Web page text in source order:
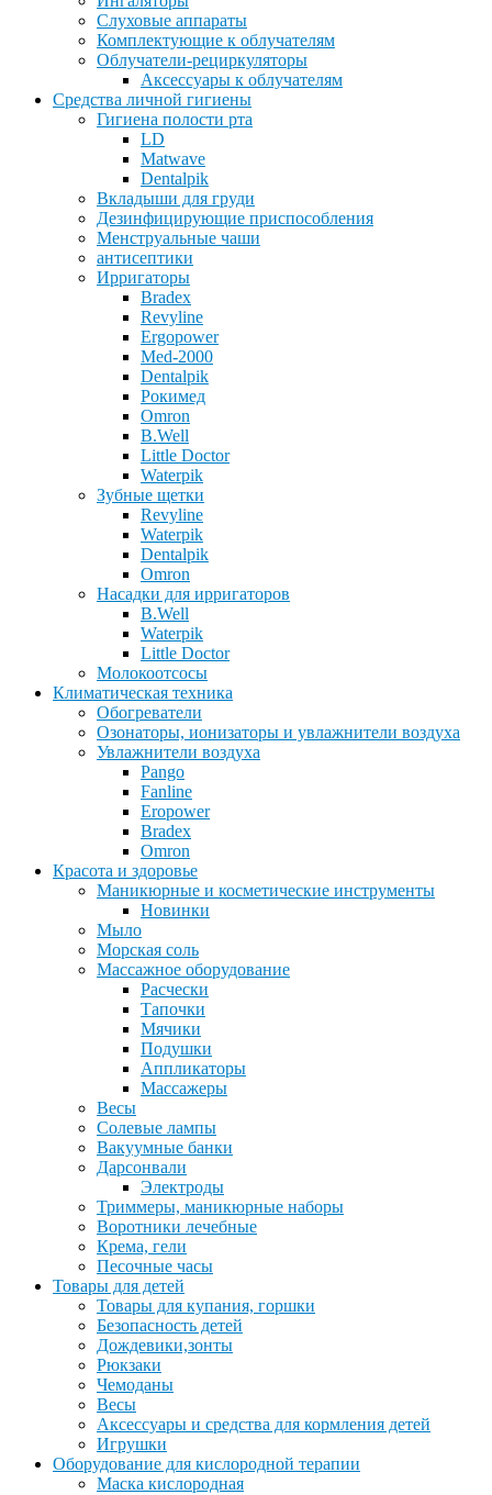
Слуховые аппараты
Комплектующие к облучателям
Облучатели-рециркуляторы
Аксессуары к облучателям
Средства личной гигиены
Гигиена полости рта
LD
Matwave
Dentalpik
Вкладыши для груди
Дезинфицирующие приспособления
Менструальные чаши
антисептики
Ирригаторы
Bradex
Revyline
Ergopower
Med-2000
Dentalpik
Рокимед
Omron
B.Well
Little Doctor
Waterpik
Зубные щетки
Revyline
Waterpik
Dentalpik
Omron
Насадки для ирригаторов
B.Well
Waterpik
Little Doctor
Молокоотсосы
Климатическая техника
Обогреватели
Озонаторы, ионизаторы и увлажнители воздуха
Увлажнители воздуха
Pango
Fanline
Eropower
Bradex
Omron
Красота и здоровье
Маникюрные и косметические инструменты
Новинки
Мыло
Морская соль
Массажное оборудование
Расчески
Тапочки
Мячики
Подушки
Аппликаторы
Массажеры
Весы
Солевые лампы
Вакуумные банки
Дарсонвали
Электроды
Триммеры, маникюрные наборы
Воротники лечебные
Крема, гели
Песочные часы
Товары для детей
Товары для купания, горшки
Безопасность детей
Дождевики,зонты
Рюкзаки
Чемоданы
Весы
Аксессуары и средства для кормления детей
Игрушки
Оборудование для кислородной терапии
Маска кислородная